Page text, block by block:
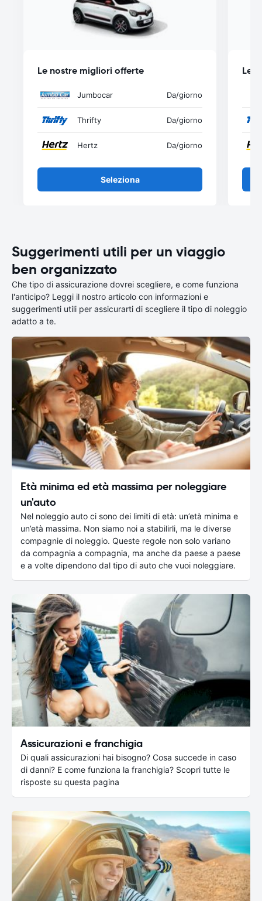
Le nostre migliori offerte
Jumbocar Da/giorno
Thrifty Da/giorno
Hertz Da/giorno
Seleziona
Le
Suggerimenti utili per un viaggio
ben organizzato
Che tipo di assicurazione dovrei scegliere, e come funziona
l'anticipo? Leggi il nostro articolo con informazioni e
suggerimenti utili per assicurarti di scegliere il tipo di noleggio
adatto a te.
Età minima ed età massima per noleggiare
un'auto
Nel noleggio auto ci sono dei limiti di età: un’età minima e
un’età massima. Non siamo noi a stabilirli, ma le diverse
compagnie di noleggio. Queste regole non solo variano
da compagnia a compagnia, ma anche da paese a paese
e a volte dipendono dal tipo di auto che vuoi noleggiare.
Assicurazioni e franchigia
Di quali assicurazioni hai bisogno? Cosa succede in caso
di danni? E come funziona la franchigia? Scopri tutte le
risposte su questa pagina